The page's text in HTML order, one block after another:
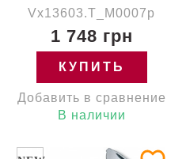
Vx13603.T_M0007p
1 748 грн
КУПИТЬ
Добавить в сравнение
В наличии